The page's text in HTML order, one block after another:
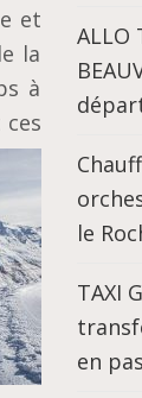
et
la
à
ALLO
le
TAXI
en